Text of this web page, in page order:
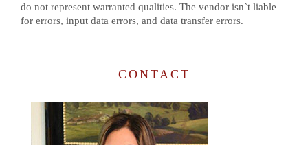
do not represent warranted qualities. The vendor isn`t liable
for errors, input data errors, and data transfer errors.
CONTACT